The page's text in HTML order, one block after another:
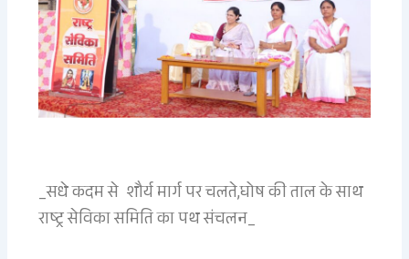
_सधे कदम से शौर्य मार्ग पर चलते,घोष की ताल के साथ
राष्ट्र सेविका समिति का पथ संचलन_